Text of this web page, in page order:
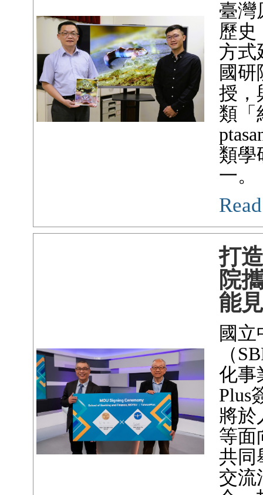
臺灣
歷史
方式
國
授，
類「
類學
一。
打
院
能
國
（
化事
Plus
將於
等面
共同
交流